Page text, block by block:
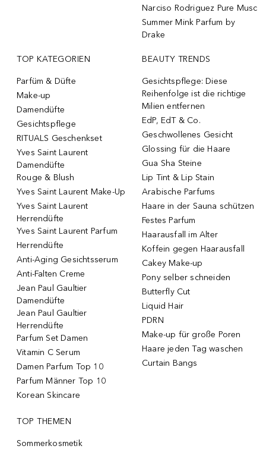
Narciso Rodriguez Pure Musc
Summer Mink Parfum by
Drake
TOP KATEGORIEN
Parfüm & Düfte
Make-up
Damendüfte
Gesichtspflege
RITUALS Geschenkset
Yves Saint Laurent
Damendüfte
Rouge & Blush
Yves Saint Laurent Make-Up
Yves Saint Laurent
Herrendüfte
Yves Saint Laurent Parfum
Herrendüfte
Anti-Aging Gesichtsserum
Anti-Falten Creme
Jean Paul Gaultier
Damendüfte
Jean Paul Gaultier
Herrendüfte
Parfum Set Damen
Vitamin C Serum
Damen Parfum Top 10
Parfum Männer Top 10
Korean Skincare
BEAUTY TRENDS
Gesichtspflege: Diese
Reihenfolge ist die richtige
Milien entfernen
EdP, EdT & Co.
Geschwollenes Gesicht
Glossing für die Haare
Gua Sha Steine
Lip Tint & Lip Stain
Arabische Parfums
Haare in der Sauna schützen
Festes Parfum
Haarausfall im Alter
Koffein gegen Haarausfall
Cakey Make-up
Pony selber schneiden
Butterfly Cut
Liquid Hair
PDRN
Make-up für große Poren
Haare jeden Tag waschen
Curtain Bangs
TOP THEMEN
Sommerkosmetik